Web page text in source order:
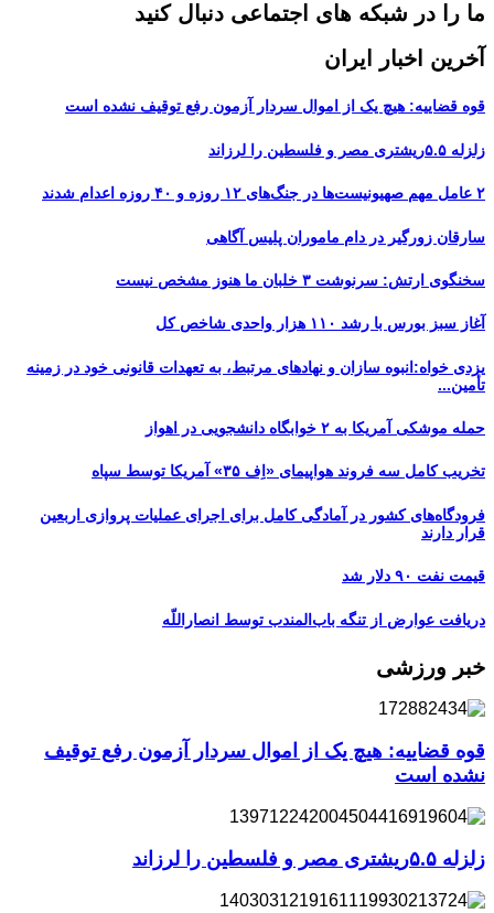
ما را در شبکه های اجتماعی دنبال کنید
آخرین اخبار ایران
قوه قضاییه: هیچ یک از اموال سردار آزمون رفع توقیف نشده است
زلزله ۵.۵ریشتری مصر و فلسطین را لرزاند
۲ عامل مهم صهیونیست‌ها در جنگ‌های ۱۲ روزه و ۴۰ روزه اعدام شدند
سارقان زورگیر در دام ماموران پلیس آگاهی
سخنگوی ارتش: سرنوشت ۳ خلبان ما هنوز مشخص نیست
آغاز سبز بورس با رشد ۱۱۰ هزار واحدی شاخص کل
یزدی خواه:انبوه سازان و نهادهای مرتبط، به تعهدات قانونی خود در زمینه
تأمین...
حمله موشکی آمریکا به ۲ خوابگاه دانشجویی در اهواز
تخریب کامل سه فروند هواپیمای «اِف ۳۵» آمریکا توسط سپاه
فرودگاه‌های کشور در آمادگی کامل برای اجرای عملیات پروازی اربعین
قرار دارند
قیمت نفت ۹۰ دلار شد
دریافت عوارض از تنگه باب‌المندب توسط انصاراللّه
خبر ورزشی
قوه قضاییه: هیچ یک از اموال سردار آزمون رفع توقیف
نشده است
زلزله ۵.۵ریشتری مصر و فلسطین را لرزاند